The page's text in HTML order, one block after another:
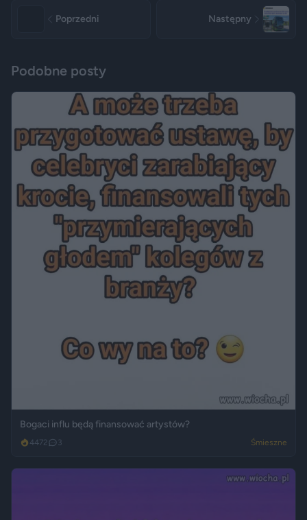
Poprzedni Następny
Podobne posty
Bogaci influ będą finansować artystów?
4472 3 Śmieszne